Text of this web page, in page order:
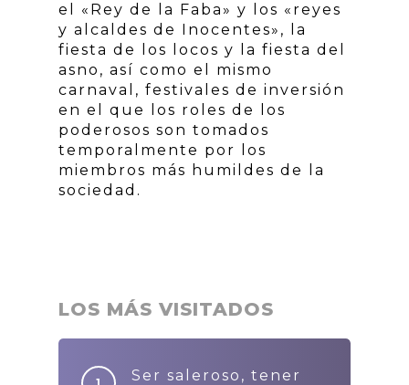
el «Rey de la Faba» y los «reyes
y alcaldes de Inocentes», la
fiesta de los locos y la fiesta del
asno, así como el mismo
carnaval, festivales de inversión
en el que los roles de los
poderosos son tomados
temporalmente por los
miembros más humildes de la
sociedad.
LOS MÁS VISITADOS
Ser saleroso, tener